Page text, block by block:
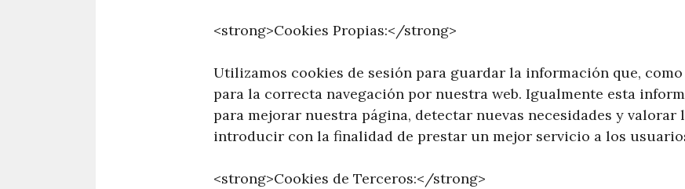
<strong>Cookies Propias:</strong>
Utilizamos cookies de sesión para guardar la información que,
para la correcta navegación por nuestra web. Igualmente esta
para mejorar nuestra página, detectar nuevas necesidades y valorar
introducir con la finalidad de prestar un mejor servicio a los
<strong>Cookies de Terceros:</strong>